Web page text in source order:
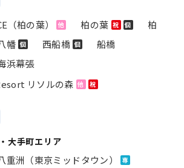
（柏の葉） 他 柏の葉 祝 個
柏
幡 個 西船橋 個
船橋
浜幕張
リソルの森 他 祝
大手町エリア
重洲（東京ミッドタウン） 専